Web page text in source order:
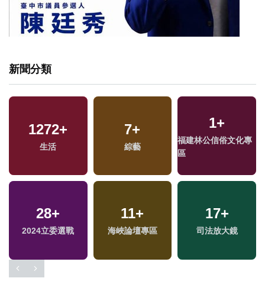
新聞分類
1272+
生活
7+
綜藝
1+
福建林公信俗文化專
區
28+
2024立委選戰
11+
海峽論壇專區
17+
司法放大鏡